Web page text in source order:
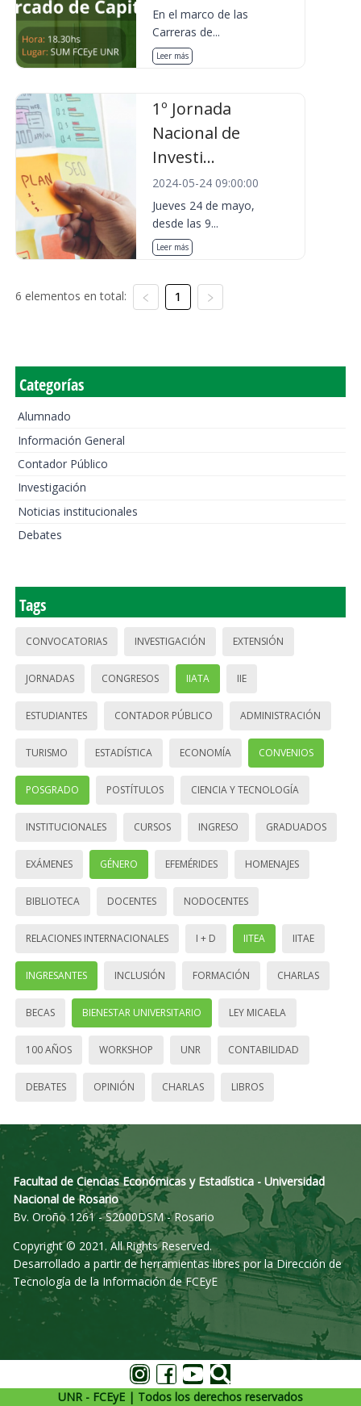
En el marco de las
Carreras de...
Leer más
1º Jornada
Nacional de
Investi...
2024-05-24 09:00:00
Jueves 24 de mayo,
desde las 9...
Leer más
6 elementos en total: 1
Categorías
Alumnado
Información General
Contador Público
Investigación
Noticias institucionales
Debates
Tags
CONVOCATORIAS INVESTIGACIÓN EXTENSIÓN
JORNADAS CONGRESOS IIATA IIE
ESTUDIANTES CONTADOR PÚBLICO ADMINISTRACIÓN
TURISMO ESTADÍSTICA ECONOMÍA CONVENIOS
POSGRADO POSTÍTULOS CIENCIA Y TECNOLOGÍA
INSTITUCIONALES CURSOS INGRESO GRADUADOS
EXÁMENES GÉNERO EFEMÉRIDES HOMENAJES
BIBLIOTECA DOCENTES NODOCENTES
RELACIONES INTERNACIONALES I + D IITEA IITAE
INGRESANTES INCLUSIÓN FORMACIÓN CHARLAS
BECAS BIENESTAR UNIVERSITARIO LEY MICAELA
100 AÑOS WORKSHOP UNR CONTABILIDAD
DEBATES OPINIÓN CHARLAS LIBROS
Facultad de Ciencias Económicas y Estadística - Universidad
Nacional de Rosario
Bv. Oroño 1261 - S2000DSM - Rosario
Copyright © 2021. All Rights Reserved.
Desarrollado a partir de herramientas libres por la Dirección de
Tecnología de la Información de FCEyE
UNR - FCEyE | Todos los derechos reservados